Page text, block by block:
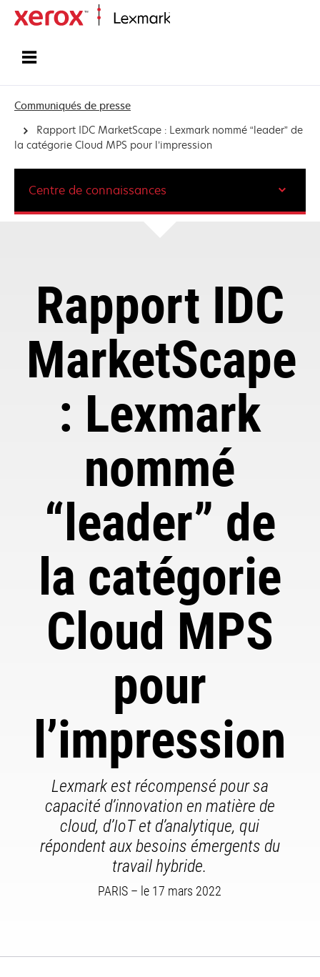
Communiqués de presse
Rapport IDC MarketScape : Lexmark nommé “leader” de
la catégorie Cloud MPS pour l’impression
Rapport IDC
MarketScape
: Lexmark
nommé
“leader” de
la catégorie
Cloud MPS
pour
l’impression
Lexmark est récompensé pour sa
capacité d’innovation en matière de
cloud, d’IoT et d’analytique, qui
répondent aux besoins émergents du
travail hybride.
PARIS – le 17 mars 2022
Centre de connaissances